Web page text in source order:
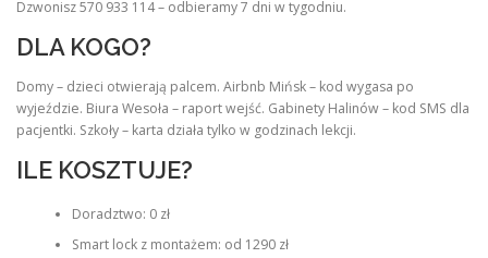
Dzwonisz 570 933 114 – odbieramy 7 dni w tygodniu.
DLA KOGO?
Domy – dzieci otwierają palcem. Airbnb Mińsk – kod wygasa po
wyjeździe. Biura Wesoła – raport wejść. Gabinety Halinów – kod SMS dla
pacjentki. Szkoły – karta działa tylko w godzinach lekcji.
ILE KOSZTUJE?
Doradztwo: 0 zł
Smart lock z montażem: od 1290 zł